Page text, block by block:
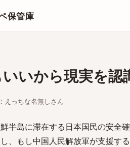
保管庫
いから現実を認
っちな名無しさん
半島に滞在する日本国民の安全
、もし中国人民解放軍が支援す